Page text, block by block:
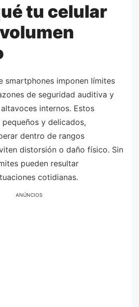
tu celular
smartphones imponen límites
de seguridad auditiva y
internos. Estos
y delicados,
dentro de rangos
distorsión o daño físico. Sin
pueden resultar
cotidianas.
ANÚNCIOS